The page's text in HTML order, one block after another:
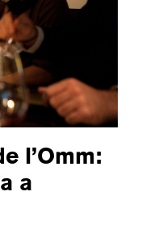
l’Omm:
a